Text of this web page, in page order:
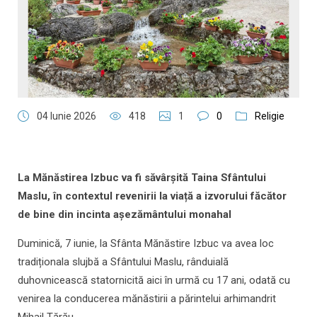
04 Iunie 2026 418 1 0 Religie
La Mănăstirea Izbuc va fi săvârșită Taina Sfântului
Maslu, în contextul revenirii la viață a izvorului făcător
de bine din incinta așezământului monahal
Duminică, 7 iunie, la Sfânta Mănăstire Izbuc va avea loc
tradiționala slujbă a Sfântului Maslu, rânduială
duhovnicească statornicită aici în urmă cu 17 ani, odată cu
venirea la conducerea mănăstirii a părintelui arhimandrit